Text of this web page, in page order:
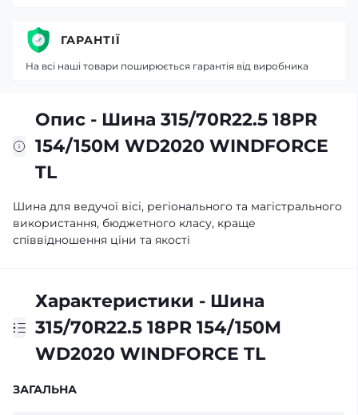
Опис - Шина 315/70R22.5 18PR
154/150M WD2020 WINDFORCE
TL
Шина для ведучої вісі, регіонального та магістрального
використання, бюджетного класу, краще
співвідношення ціни та якості
Характеристики - Шина
315/70R22.5 18PR 154/150M
WD2020 WINDFORCE TL
ЗАГАЛЬНА
ГАРАНТІЇ
На всі наші товари поширюється гарантія від виробника